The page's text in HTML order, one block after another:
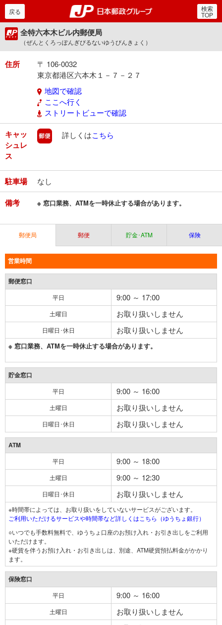
郵便局・日本郵政グルー
戻る 検索
TOP
全特六本木ビル内郵便局
（ぜんとくろっぽんぎびるないゆうびんきょく）
住所
〒 106-0032
東京都港区六本木１－７－２７
地図で確認
ここへ行く
ストリートビューで確認
キャッ
シュレ
ス
郵便
詳しくはこちら
駐車場 なし
備考 ※ 窓口業務、ATMを一時休止する場合があります。
郵便局 郵便 貯金･ATM 保険
営業時間
郵便窓口
平日 9:00 ～ 17:00
土曜日 お取り扱いしません
日曜日･休日 お取り扱いしません
※ 窓口業務、ATMを一時休止する場合があります。
貯金窓口
平日 9:00 ～ 16:00
土曜日 お取り扱いしません
日曜日･休日 お取り扱いしません
ATM
平日 9:00 ～ 18:00
土曜日 9:00 ～ 12:30
日曜日･休日 お取り扱いしません
※時間帯によっては、お取り扱いをしていないサービスがございます。
ご利用いただけるサービスや時間帯など詳しくはこちら（ゆうちょ銀行）
○いつでも手数料無料で、ゆうちょ口座のお預け入れ・お引き出しをご利用
いただけます。
※硬貨を伴うお預け入れ・お引き出しは、別途、ATM硬貨預払料金がかかり
ます。
保険窓口
平日 9:00 ～ 16:00
土曜日 お取り扱いしません